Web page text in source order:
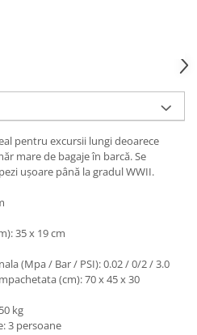
pentru excursii lungi deoarece
mare de bagaje în barcă. Se
ușoare până la gradul WWII.
35 x 19 cm
(Mpa / Bar / PSI): 0.02 / 0/2 / 3.0
(cm): 70 x 45 x 30
kg
3 persoane